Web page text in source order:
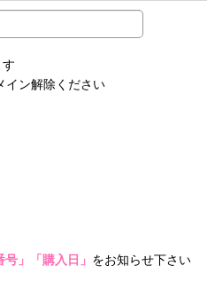
イン解除ください
」「購入日」 をお知らせ下さい